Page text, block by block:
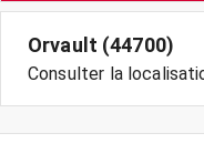
Orvault (44700)
Consulter la